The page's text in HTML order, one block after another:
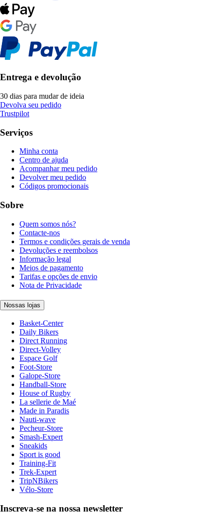
Entrega e devolução
30 dias para mudar de ideia
Devolva seu pedido
Trustpilot
Serviços
Minha conta
Centro de ajuda
Acompanhar meu pedido
Devolver meu pedido
Códigos promocionais
Sobre
Quem somos nós?
Contacte-nos
Termos e condições gerais de venda
Devoluções e reembolsos
Informação legal
Meios de pagamento
Tarifas e opções de envio
Nota de Privacidade
Nossas lojas
Basket-Center
Daily Bikers
Direct Running
Direct-Volley
Espace Golf
Foot-Store
Galope-Store
Handball-Store
House of Rugby
La sellerie de Maé
Made in Paradis
Nauti-wave
Pecheur-Store
Smash-Expert
Sneakids
Sport is good
Training-Fit
Trek-Expert
TripNBikers
Vélo-Store
Inscreva-se na nossa newsletter